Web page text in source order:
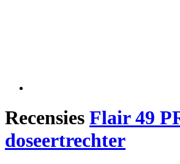
Recensies Flair 49
doseertrechter